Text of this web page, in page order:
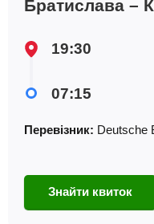
Братислава –
19:30
07:15
Перевізник: Deutsche
Знайти квиток